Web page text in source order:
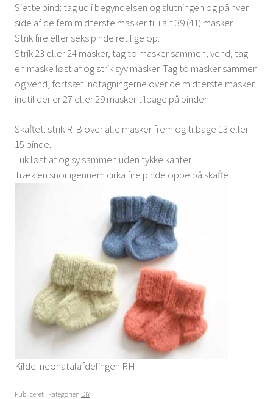
Sjette pind: tag ud i begyndelsen og slutningen og på hver
side af de fem midterste masker til i alt 39 (41) masker.
Strik fire eller seks pinde ret lige op.
Strik 23 eller 24 masker, tag to masker sammen, vend, tag
en maske løst af og strik syv masker. Tag to masker sammen
og vend, fortsæt indtagningerne over de midterste masker
indtil der er 27 eller 29 masker tilbage på pinden.
Skaftet: strik RIB over alle masker frem og tilbage 13 eller
15 pinde.
Luk løst af og sy sammen uden tykke kanter.
Træk en snor igennem cirka fire pinde oppe på skaftet.
Kilde: neonatalafdelingen RH
Publiceret i kategorien DIY